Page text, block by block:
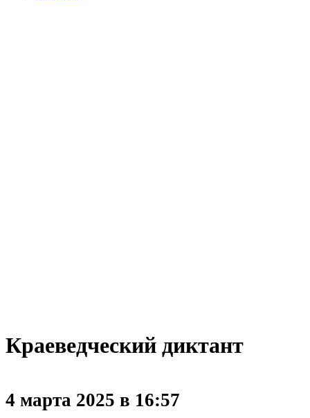
Краеведческий диктант
4 марта 2025 в 16:57